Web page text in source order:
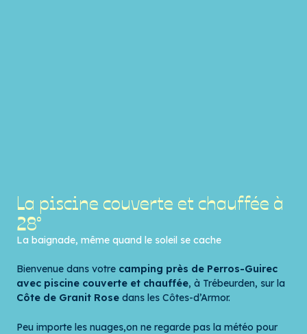
La piscine couverte et chauffée à
28°
La baignade, même quand le soleil se cache
Bienvenue dans votre camping près de Perros-Guirec
avec piscine couverte et chauffée, à Trébeurden, sur la
Côte de Granit Rose dans les Côtes-d’Armor.
Peu importe les nuages,on ne regarde pas la météo pour